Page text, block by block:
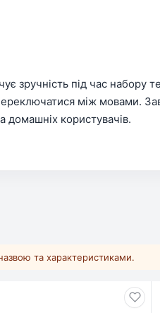
зручність під час набору
між мовами.
домашніх користувачів.
та характеристиками.